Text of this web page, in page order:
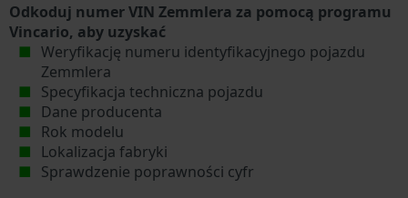
Odkoduj numer VIN Zemmlera za pomocą programu
Vincario, aby uzyskać
Weryfikację numeru identyfikacyjnego pojazdu
Zemmlera
Specyfikacja techniczna pojazdu
Dane producenta
Rok modelu
Lokalizacja fabryki
Sprawdzenie poprawności cyfr